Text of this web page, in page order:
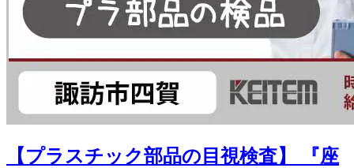
【プラスチック部品の目視検査】 『座